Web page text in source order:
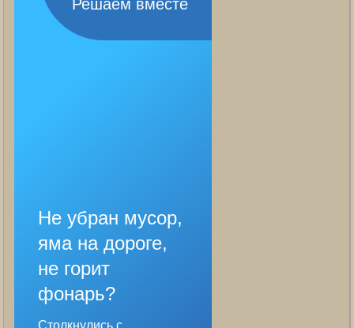
Решаем вместе
Не убран мусор,
яма на дороге,
не горит
фонарь?